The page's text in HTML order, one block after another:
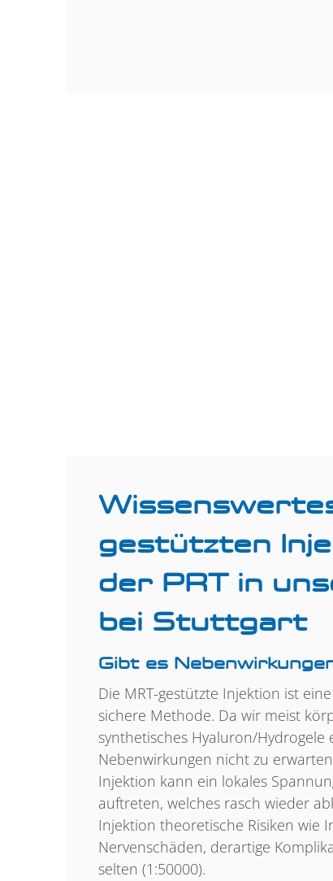
gestützten
der PRT in
bei Stuttgart
Gibt es
Die MRT-gestützte Injektion ist
sichere Methode. Da wir meist
synthetisches Hyaluron/Hydrogele
Nebenwirkungen nicht zu
Injektion kann ein lokales
auftreten, welches rasch wieder
Injektion theoretische Risiken wie
Nervenschäden, derartige
selten (1:50000).